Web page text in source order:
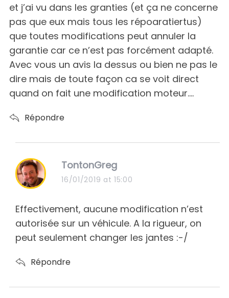
et j’ai vu dans les granties (et ça ne concerne
pas que eux mais tous les répoaratiertus)
que toutes modifications peut annuler la
garantie car ce n’est pas forcément adapté.
Avec vous un avis la dessus ou bien ne pas le
dire mais de toute façon ca se voit direct
quand on fait une modification moteur….
Répondre
s
a
s
:
TontonGreg
16/01/2019 at 15:00
Effectivement, aucune modification n’est
autorisée sur un véhicule. A la rigueur, on
peut seulement changer les jantes :-/
Répondre